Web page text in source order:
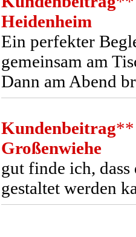
Heidenheim
Ein perfekter
gemeinsam am
Dann am Abend
Kundenbeitrag**
Großenwiehe
gut finde ich,
gestaltet werden